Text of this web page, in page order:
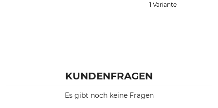
1 Variante
KUNDENFRAGEN
Es gibt noch keine Fragen